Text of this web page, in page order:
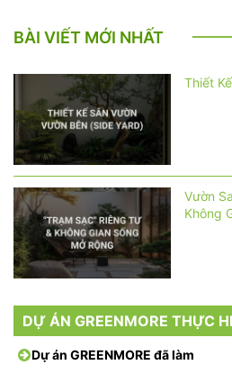
BÀI VIẾT MỚI NHẤT
Thiết
Vườn
Không
DỰ ÁN GREENMORE THỰC
Dự án GREENMORE đã làm